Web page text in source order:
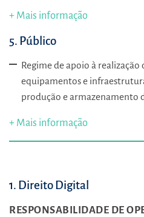
+ Mais informação
5. Público
Regime de apoio à
equipamentos e
produção e armazenamento
+ Mais informação
1. Direito Digital
RESPONSABILIDADE DE